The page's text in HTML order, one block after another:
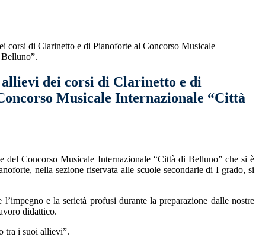
corsi di Clarinetto e di Pianoforte al Concorso Musicale
allievi dei corsi di Clarinetto e di
Musicale Internazionale “Città
del Concorso Musicale Internazionale “Città di Belluno” che si è
nella sezione riservata alle scuole secondarie di I grado, si
e la serietà profusi durante la preparazione dalle nostre
didattico.
tra i suoi allievi”.